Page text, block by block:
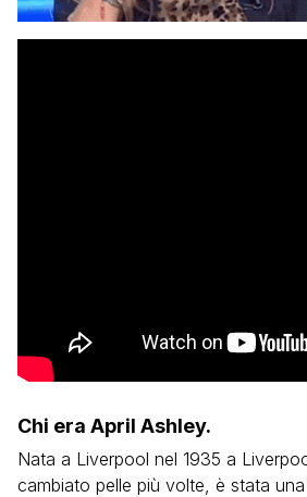
Chi era April Ashley.
Nata a Liverpool nel 1935 a
cambiato pelle più volte, è stata una